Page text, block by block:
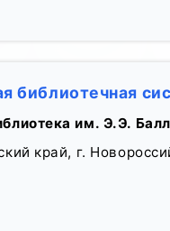
библиотечная
им. Э.Э.
край, г.